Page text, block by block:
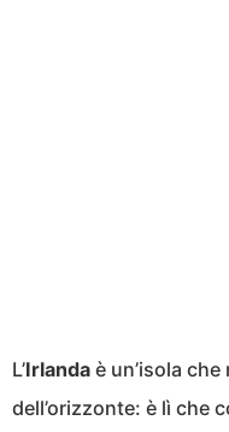
L’Irlanda è un’isola
dell’orizzonte: è lì che